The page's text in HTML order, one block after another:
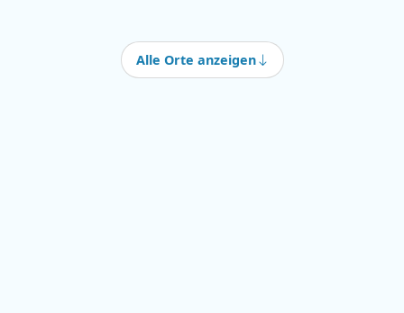
Alle Orte anzeigen